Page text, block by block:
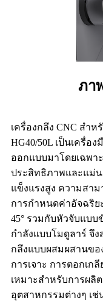
ภา
เครื่องกลึง CNC สำ
HG40/50L เป็นเครื่อ
ออกแบบมาโดยเฉพา
ประสิทธิภาพและแม่น
แข็งแรงสูง ความสา
การกำหนดค่าอัจฉริย
45° รวมกับหัวจับแบบ
กำลังแบบโมดูลาร์ จึ
กลึงแบบผสมผสานขอ
การเจาะ การตอกเ
เหมาะสำหรับการผ
อุตสาหกรรมต่างๆ เ